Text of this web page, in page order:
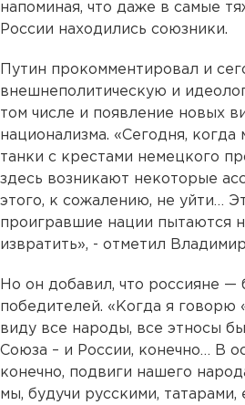
напоминая, что даже в самые
России находились союзники.
Путин прокомментировал и
внешнеполитическую и
том числе и появление новых
национализма. «Сегодня,
танки с крестами немецкого
здесь возникают некоторые
этого, к сожалению, не уйти…
проигравшие нации пытаются
извратить», - отметил
Но он добавил, что россияне —
победителей. «Когда я говорю
виду все народы, все этносы
Союза – и России, конечно… В
конечно, подвиги нашего
мы, будучи русскими,